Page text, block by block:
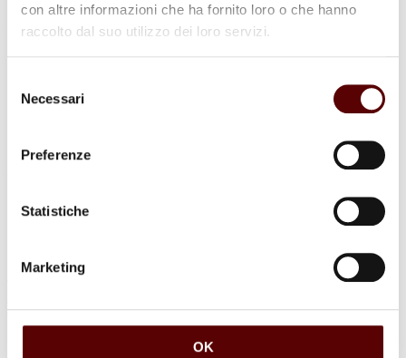
con altre informazioni che ha fornito loro o che hanno
raccolto dal suo utilizzo dei loro servizi.
delNecessari
Preferenze
Statistiche
Marketing
OK
2 Dicembre 1955 - 1 Dicembre 2022
Lascia un commento
Il tuo indirizzo email non sarà pubblicato.